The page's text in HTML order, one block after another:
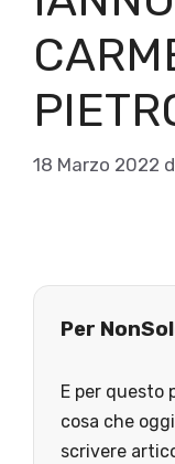
18 Marzo 2022
Per
E per questo
cosa che
scrivere